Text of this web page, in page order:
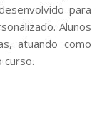
para
Alunos
atuando como
curso.